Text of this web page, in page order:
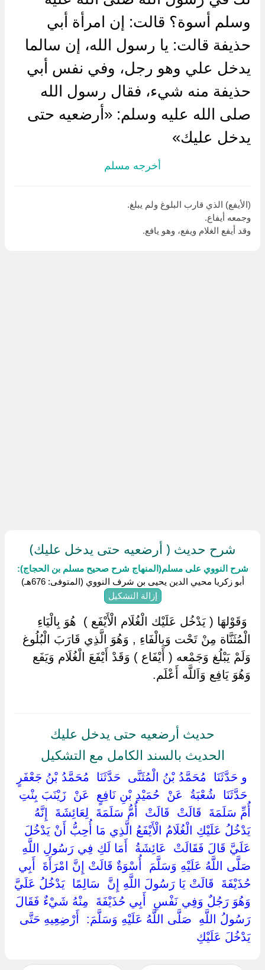
وسلم أسوة؟ قالت: إن امرأة أبي
حذيفة قالت: يا رسول الله، إن سالما
يدخل علي وهو رجل، وفي نفس أبي
حذيفة منه شيء، فقال رسول الله
صلى الله عليه وسلم: «أرضعيه حتى
يدخل عليك»
أخرجه مسلم
(الأيفع) الذي قارب البلوغ ولم يبلغ.
وجمعه أيفاع.
وقد أيفع الغلام ويفع، وهو يافع.
شرح حديث ( أرضعيه حتى يدخل عليك)
شرح النووي على مسلم(المنهاج شرح صحيح مسلم بن الحجاج):
أبو زكريا محيي الدين يحيى بن شرف النووي (المتوفى: 676هـ)
إزالة التشكيل
‏ ‏وَقَوْلهَا ( يَدْخُل عَلَيْك الْغُلَام الْأَيْفَع ) ‏ ‏هُوَ بِالْيَاءِ
الْمُثَنَّاة مِنْ تَحْت وَبِالْفَاءِ , وَهُوَ الَّذِي قَارَبَ الْبُلُوغ
وَلَمْ يَبْلُغ وَجَمْعه ( أَيْفَاع ) وَقَدْ أَيْفَعَ الْغُلَام وَيَفَع
وَهُوَ يَافِع وَاَللَّه أَعْلَم.
حديث أرضعيه حتى يدخل عليك
الحديث بالسند الكامل مع التشكيل
‏ ‏و حَدَّثَنَا ‏ ‏مُحَمَّدُ بْنُ الْمُثَنَّى ‏ ‏حَدَّثَنَا ‏ ‏مُحَمَّدُ بْنُ جَعْفَرٍ
‏ ‏حَدَّثَنَا ‏ ‏شُعْبَةُ ‏ ‏عَنْ ‏ ‏حُمَيْدِ بْنِ نَافِعٍ ‏ ‏عَنْ ‏ ‏زَيْنَبَ بِنْتِ
أُمِّ سَلَمَةَ ‏ ‏قَالَتْ ‏ ‏قَالَتْ ‏ ‏أُمُّ سَلَمَةَ ‏ ‏لِعَائِشَةَ ‏ ‏إِنَّهُ
يَدْخُلُ عَلَيْكِ الْغُلَامُ الْأَيْفَعُ الَّذِي مَا أُحِبُّ أَنْ يَدْخُلَ
عَلَيَّ قَالَ فَقَالَتْ ‏ ‏عَائِشَةُ ‏ ‏أَمَا لَكِ فِي رَسُولِ اللَّهِ ‏
‏صَلَّى اللَّهُ عَلَيْهِ وَسَلَّمَ ‏ ‏أُسْوَةٌ قَالَتْ إِنَّ امْرَأَةَ ‏ ‏أَبِي
حُذَيْفَةَ ‏ ‏قَالَتْ يَا رَسُولَ اللَّهِ إِنَّ ‏ ‏سَالِمًا ‏ ‏يَدْخُلُ عَلَيَّ
وَهُوَ رَجُلٌ وَفِي نَفْسِ ‏ ‏أَبِي حُذَيْفَةَ ‏ ‏مِنْهُ شَيْءٌ فَقَالَ
رَسُولُ اللَّهِ ‏ ‏صَلَّى اللَّهُ عَلَيْهِ وَسَلَّمَ: ‏ ‏أَرْضِعِيهِ حَتَّى
يَدْخُلَ عَلَيْكِ ‏